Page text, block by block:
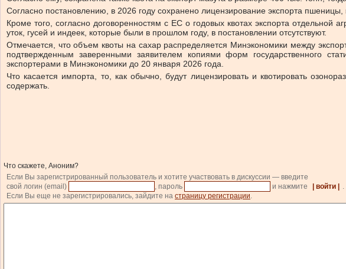
Согласно постановлению, в 2026 году сохранено лицензирование экспорта
Кроме того, согласно договоренностям с ЕС о годовых квотах экспорта отдельной
уток, гусей и индеек, которые были в прошлом году, в постановлении отсутствуют.
Отмечается, что объем квоты на сахар распределяется Минэкономики между
подтвержденным заверенными заявителем копиями форм государственного
экспортерами в Минэкономики до 20 января 2026 года.
Что касается импорта, то, как обычно, будут лицензировать и квотировать
содержать.
Что скажете, Аноним?
Если Вы зарегистрированный пользователь и хотите участвовать в дискуссии — введите
свой логин (email)
, пароль и нажмите | войти |
.
Если Вы еще не зарегистрировались, зайдите на страницу регистрации.